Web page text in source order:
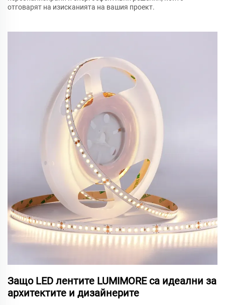
отговарят на изисканията на вашия проект.
Защо LED лентите LUMIMORE са идеални за
архитектите и дизайнерите